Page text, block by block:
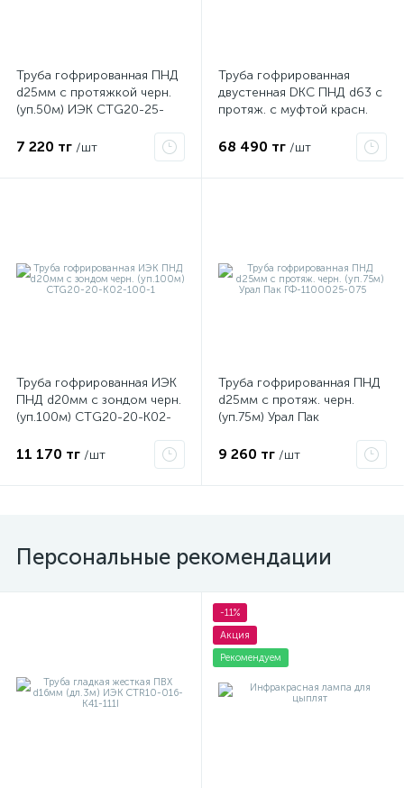
Труба гофрированная ПНД
d25мм с протяжкой черн.
(уп.50м) ИЭК CTG20-25-
7 220 тг /шт
Труба гофрированная
двустенная DKC ПНД d63 с
протяж. с муфтой красн.
68 490 тг /шт
Труба гофрированная ИЭК
ПНД d20мм с зондом черн.
(уп.100м) CTG20-20-K02-
11 170 тг /шт
Труба гофрированная ПНД
d25мм с протяж. черн.
(уп.75м) Урал Пак
9 260 тг /шт
Персональные рекомендации
-11%
Акция
Рекомендуем